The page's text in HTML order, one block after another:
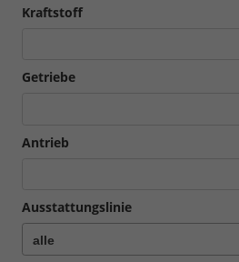
Kraftstoff
Getriebe
Antrieb
Ausstattungslinie